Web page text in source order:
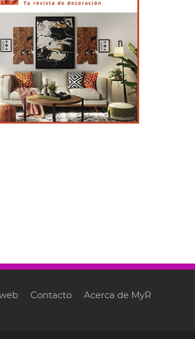
Contacto Acerca de MyR